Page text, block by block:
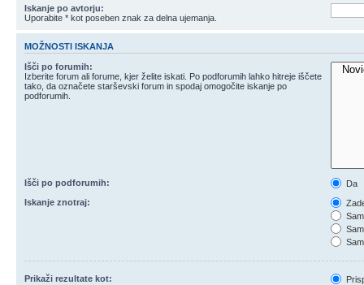
Iskanje po avtorju:
Uporabite * kot poseben znak za delna ujemanja.
MOŽNOSTI ISKANJA
Išči po forumih:
Izberite forum ali forume, kjer želite iskati. Po podforumih lahko hitreje iščete
tako, da označete starševski forum in spodaj omogočite iskanje po
podforumih.
Išči po podforumih:
Da
Iskanje znotraj:
Prikaži rezultate kot: